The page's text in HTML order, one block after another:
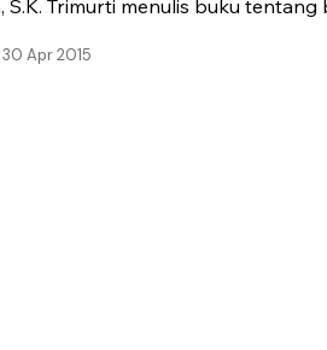
Trimurti menulis buku tentang
30 Apr 2015